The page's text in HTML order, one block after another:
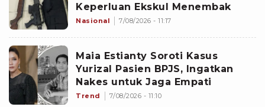
Keperluan Ekskul Menembak
Nasional 7/08/2026 - 11:17
Maia Estianty Soroti Kasus
Yurizal Pasien BPJS, Ingatkan
Nakes untuk Jaga Empati
Trend 7/08/2026 - 11:10